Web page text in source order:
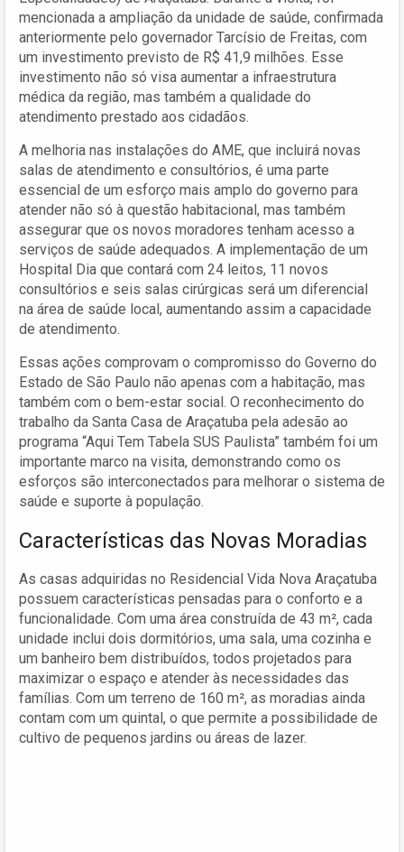
mencionada a ampliação da unidade de saúde, confirmada
anteriormente pelo governador Tarcísio de Freitas, com
um investimento previsto de R$ 41,9 milhões. Esse
investimento não só visa aumentar a infraestrutura
médica da região, mas também a qualidade do
atendimento prestado aos cidadãos.
A melhoria nas instalações do AME, que incluirá novas
salas de atendimento e consultórios, é uma parte
essencial de um esforço mais amplo do governo para
atender não só à questão habitacional, mas também
assegurar que os novos moradores tenham acesso a
serviços de saúde adequados. A implementação de um
Hospital Dia que contará com 24 leitos, 11 novos
consultórios e seis salas cirúrgicas será um diferencial
na área de saúde local, aumentando assim a capacidade
de atendimento.
Essas ações comprovam o compromisso do Governo do
Estado de São Paulo não apenas com a habitação, mas
também com o bem-estar social. O reconhecimento do
trabalho da Santa Casa de Araçatuba pela adesão ao
programa “Aqui Tem Tabela SUS Paulista” também foi um
importante marco na visita, demonstrando como os
esforços são interconectados para melhorar o sistema de
saúde e suporte à população.
Características das Novas Moradias
As casas adquiridas no Residencial Vida Nova Araçatuba
possuem características pensadas para o conforto e a
funcionalidade. Com uma área construída de 43 m², cada
unidade inclui dois dormitórios, uma sala, uma cozinha e
um banheiro bem distribuídos, todos projetados para
maximizar o espaço e atender às necessidades das
famílias. Com um terreno de 160 m², as moradias ainda
contam com um quintal, o que permite a possibilidade de
cultivo de pequenos jardins ou áreas de lazer.